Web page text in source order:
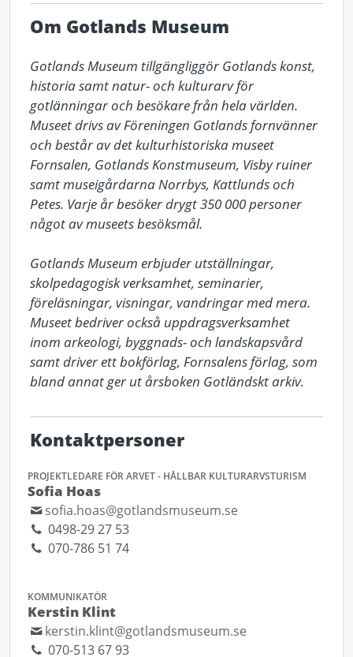
Om Gotlands Museum
Gotlands Museum tillgängliggör Gotlands konst,
historia samt natur- och kulturarv för
gotlänningar och besökare från hela världen.
Museet drivs av Föreningen Gotlands fornvänner
och består av det kulturhistoriska museet
Fornsalen, Gotlands Konstmuseum, Visby ruiner
samt museigårdarna Norrbys, Kattlunds och
Petes. Varje år besöker drygt 350 000 personer
något av museets besöksmål.
Gotlands Museum erbjuder utställningar,
skolpedagogisk verksamhet, seminarier,
föreläsningar, visningar, vandringar med mera.
Museet bedriver också uppdragsverksamhet
inom arkeologi, byggnads- och landskapsvård
samt driver ett bokförlag, Fornsalens förlag, som
bland annat ger ut årsboken Gotländskt arkiv.
Kontaktpersoner
PROJEKTLEDARE FÖR ARVET - HÅLLBAR KULTURARVSTURISM
Sofia Hoas
sofia.hoas@gotlandsmuseum.se
0498-29 27 53
070-786 51 74
KOMMUNIKATÖR
Kerstin Klint
kerstin.klint@gotlandsmuseum.se
070-513 67 93